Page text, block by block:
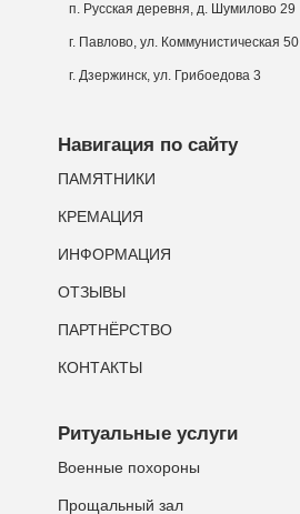
п. Русская деревня, д. Шумилово 29
г. Павлово, ул. Коммунистическая 50
г. Дзержинск, ул. Грибоедова 3
Навигация по сайту
ПАМЯТНИКИ
КРЕМАЦИЯ
ИНФОРМАЦИЯ
ОТЗЫВЫ
ПАРТНЁРСТВО
КОНТАКТЫ
Ритуальные услуги
Военные похороны
Прощальный зал